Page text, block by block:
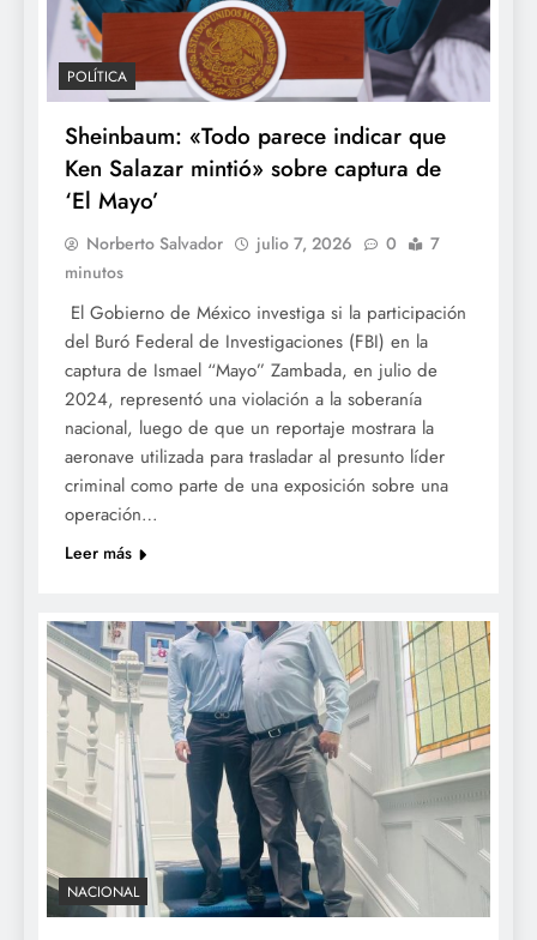
POLÍTICA
Sheinbaum: «Todo parece indicar que
Ken Salazar mintió» sobre captura de
‘El Mayo’
Norberto Salvador julio 7, 2026 0
7
minutos
El Gobierno de México investiga si la participación
del Buró Federal de Investigaciones (FBI) en la
captura de Ismael “Mayo” Zambada, en julio de
2024, representó una violación a la soberanía
nacional, luego de que un reportaje mostrara la
aeronave utilizada para trasladar al presunto líder
criminal como parte de una exposición sobre una
operación…
Leer más
NACIONAL